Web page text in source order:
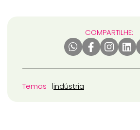
COMPARTILHE:
Temas indústria